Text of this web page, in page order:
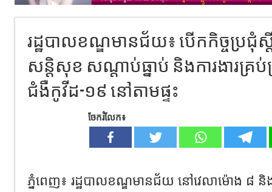
រដ្ឋបាលខណ្ឌមានជ័យ៖ បើកកិច្ចប្រជុំស្តី
សន្តិសុខ សណ្តាប់ធ្នាប់ និងការងារគ្រប់
ជំងឺកូវីដ-១៩ នៅតាមផ្ទះ
ចែករំលែក៖
ភ្នំពេញ៖ រដ្ឋបាលខណ្ឌមានជ័យ នៅវេលាម៉ោង ៨​ និ